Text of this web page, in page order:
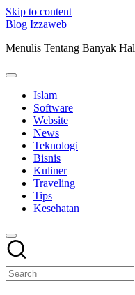
Skip to content
Blog Izzaweb
Menulis Tentang Banyak Hal
Islam
Software
Website
News
Teknologi
Bisnis
Kuliner
Traveling
Tips
Kesehatan